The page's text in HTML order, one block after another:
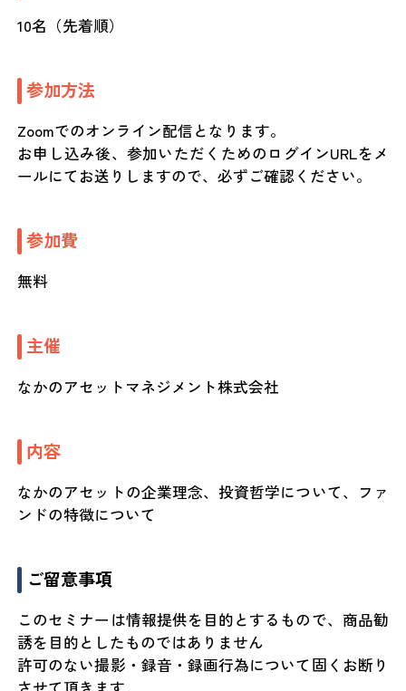
10名（先着順）
参加方法
Zoomでのオンライン配信となります。
お申し込み後、参加いただくためのログインURLをメ
ールにてお送りしますので、必ずご確認ください。
参加費
無料
主催
なかのアセットマネジメント株式会社
内容
なかのアセットの企業理念、投資哲学について、ファ
ンドの特徴について
ご留意事項
このセミナーは情報提供を目的とするもので、商品勧
誘を目的としたものではありません
許可のない撮影・録音・録画行為について固くお断り